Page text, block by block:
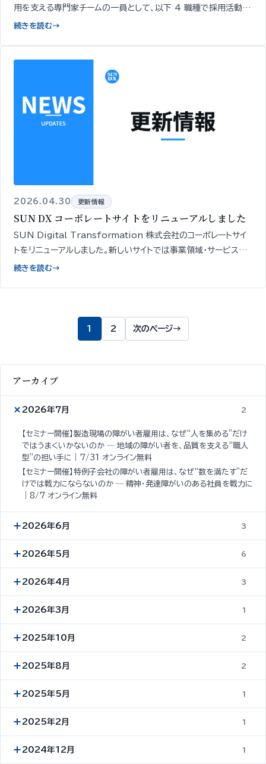
用を支える専門家チームの一員として、以下 4 職種で採用活動を
開始いたしました…
続きを読む→
2026.04.30 更新情報
SUN DX コーポレートサイトをリニューアルしました
SUN Digital Transformation 株式会社のコーポレートサイ
トをリニューアルしました。新しいサイトでは事業領域・サービスの
全体像を一覧でご確認いただけます。
続きを読む→
1 2 次のページ→
アーカイブ
2026年7月 2
【セミナー開催】製造現場の障がい者雇用は、なぜ“人を集める”だけ
ではうまくいかないのか ─ 地域の障がい者を、品質を支える“職人
型”の担い手に｜7/31 オンライン無料
【セミナー開催】特例子会社の障がい者雇用は、なぜ“数を満たす”だ
けでは戦力にならないのか ─ 精神・発達障がいのある社員を戦力に
｜8/7 オンライン無料
2026年6月 3
2026年5月 6
2026年4月 3
2026年3月 1
2025年10月 2
2025年8月 2
2025年5月 1
2025年2月 1
2024年12月 1